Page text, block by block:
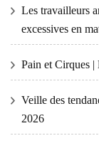
Les travailleurs
excessives en
Pain et Cirques
Veille des
2026